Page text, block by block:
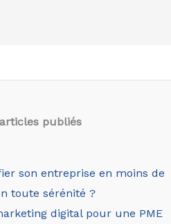
publiés
son entreprise en moins de
toute sérénité ?
digital pour une PME